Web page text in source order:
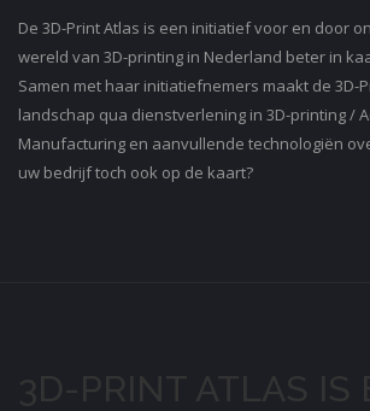
De 3D-Print Atlas is een initiatief voor en door
wereld van 3D-printing in Nederland beter in
Samen met haar initiatiefnemers maakt de 3D-
landschap qua dienstverlening in 3D-printing /
Manufacturing en aanvullende technologiën
uw bedrijf toch ook op de kaart?